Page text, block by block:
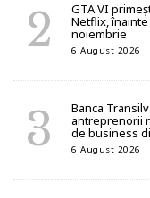
GTA VI
Netflix,
noiembrie
6 August 2026
Banca
antreprenorii
de business
6 August 2026